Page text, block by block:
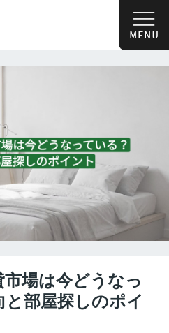
場は今どうなっ
部屋探しのポイ